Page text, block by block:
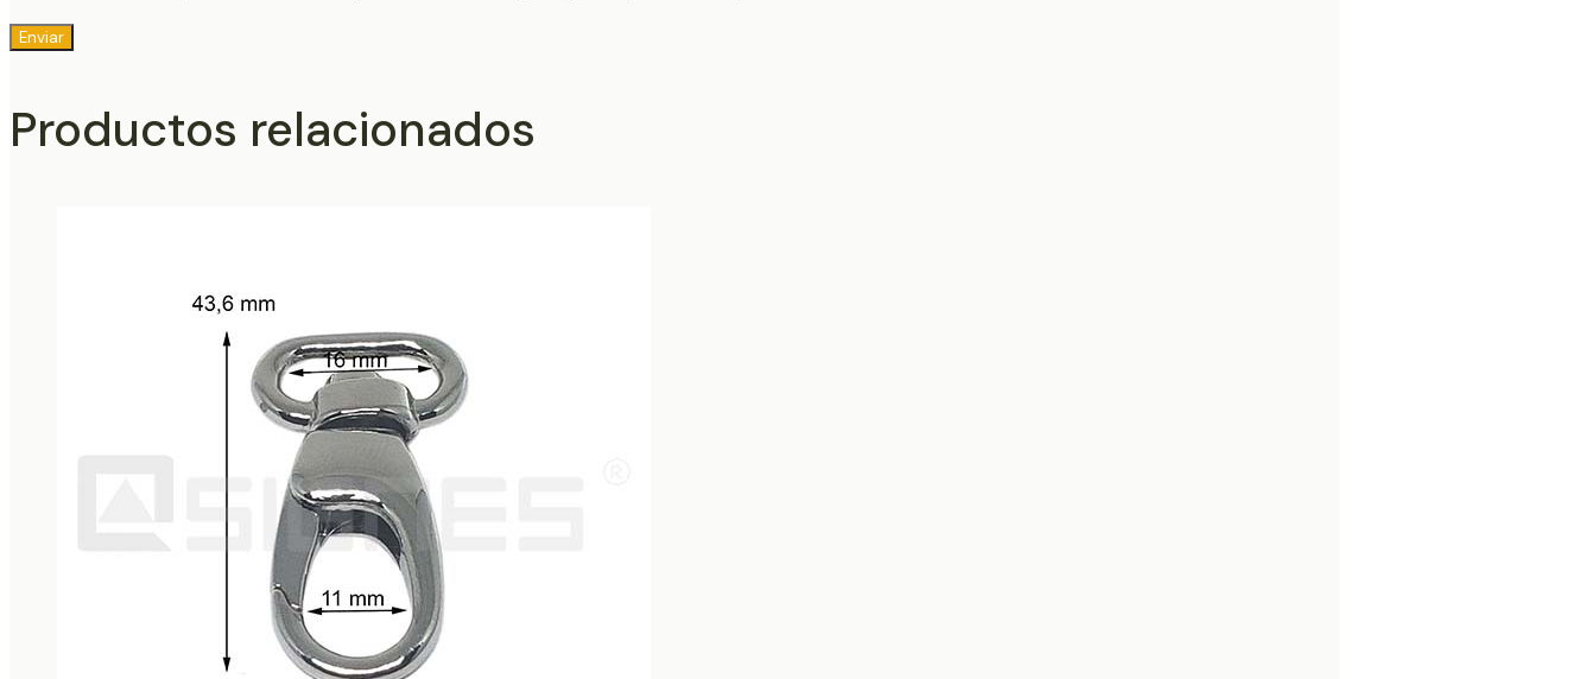
Productos relacionados